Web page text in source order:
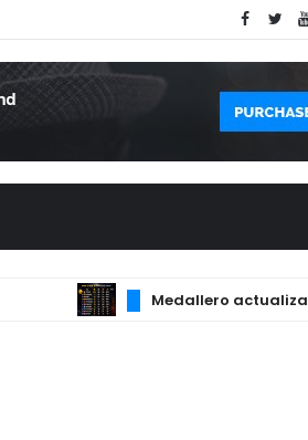
Medallero actualizado